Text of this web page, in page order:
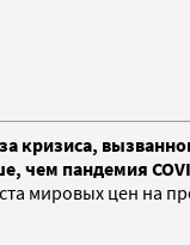
кризиса,
чем пандемия
мировых цен на